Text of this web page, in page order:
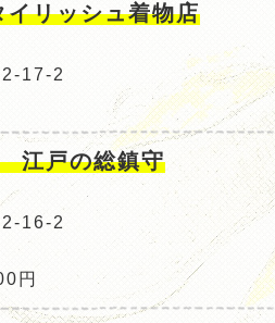
イリッシュ着物店
2-17-2
江戸の総鎮守
2-16-2
円